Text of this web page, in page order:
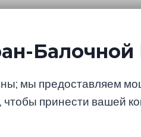
мы предоставляем
принести вашей